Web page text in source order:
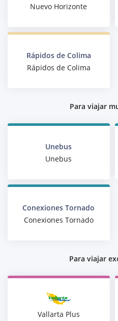
Nuevo Horizonte
Rápidos de Colima
Rápidos de Colima
Para viajar
Unebus
Unebus
Conexiones Tornado
Conexiones Tornado
Para viajar
Vallarta Plus